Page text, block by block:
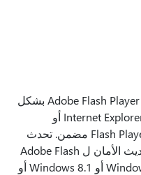
يحل هذا التحديث مشكلة عدم تحميل Adobe Flash Player بشكل
صحيح في التطبيقات التي تعمل في Internet Explorer أو
Microsoft Edge والتي تحتوي على Flash Player مضمن. تحدث
هذه المشكلة بعد تثبيت 3132372 تحديث الأمان ل Adobe Flash
على Windows 8 أو Windows Server 2012 أو Windows 8.1 أو